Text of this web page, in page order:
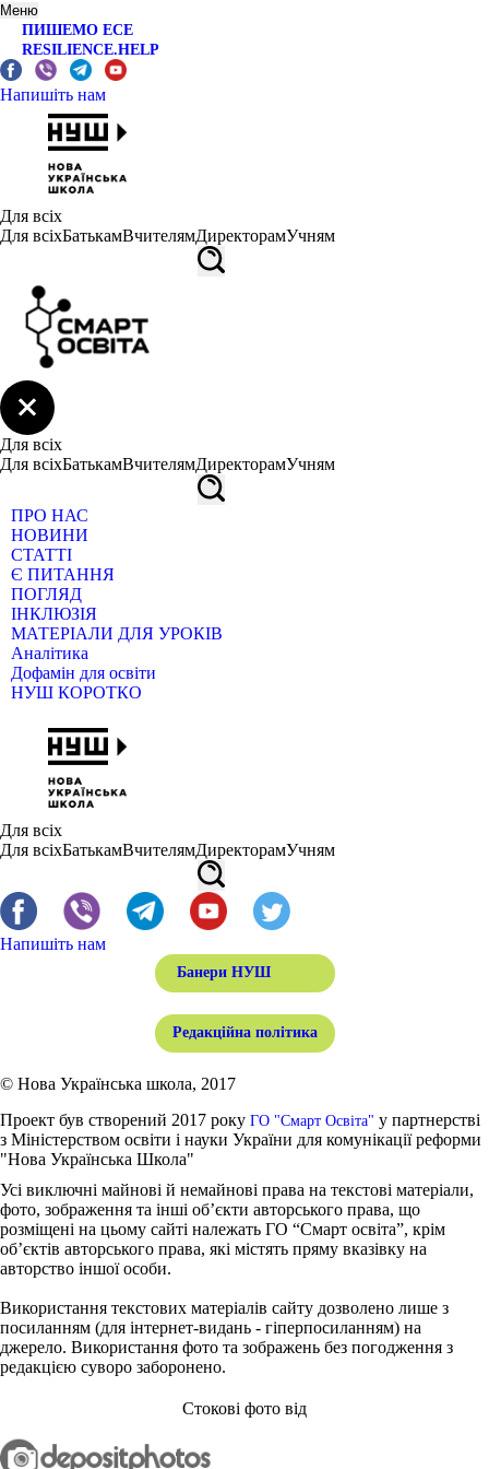
Меню
ПИШЕМО ЕСЕ
RESILIENCE.HELP
Напишіть нам
Для всіх
Для всіхБатькамВчителямДиректорамУчням
Для всіх
Для всіхБатькамВчителямДиректорамУчням
ПРО НАС
НОВИНИ
СТАТТІ
Є ПИТАННЯ
ПОГЛЯД
ІНКЛЮЗІЯ
МАТЕРІАЛИ ДЛЯ УРОКІВ
Аналітика
Дофамін для освіти
НУШ КОРОТКО
Для всіх
Для всіхБатькамВчителямДиректорамУчням
Напишіть нам
Банери НУШ
Редакційна політика
© Нова Українська школа, 2017
Проект був створений 2017 року ГО "Смарт Освіта" у партнерстві
з Міністерством освіти і науки України для комунікації реформи
"Нова Українська Школа"
Усі виключні майнові й немайнові права на текстові матеріали,
фото, зображення та інші об’єкти авторського права, що
розміщені на цьому сайті належать ГО “Смарт освіта”, крім
об’єктів авторського права, які містять пряму вказівку на
авторство іншої особи.
Використання текстових матеріалів сайту дозволено лише з
посиланням (для інтернет-видань - гіперпосиланням) на
джерело. Використання фото та зображень без погодження з
редакцією суворо заборонено.
Стокові фото від